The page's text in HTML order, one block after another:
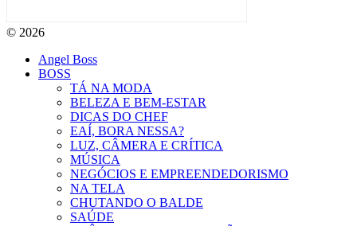
© 2026
Angel Boss
BOSS
TÁ NA MODA
BELEZA E BEM-ESTAR
DICAS DO CHEF
EAÍ, BORA NESSA?
LUZ, CÂMERA E CRÍTICA
MÚSICA
NEGÓCIOS E EMPREENDEDORISMO
NA TELA
CHUTANDO O BALDE
SAÚDE